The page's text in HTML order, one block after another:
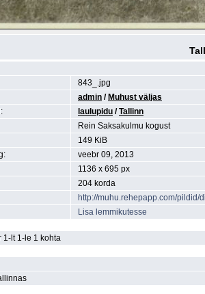
843_.jpg
admin / Muhust väljas
laulupidu /Tallinn
Rein Saksakulmu kogust
149 KiB
veebr 09, 2013
1136 x 695 px
204 korda
http://muhu.rehepapp.com/
Lisa lemmikutesse
1-lt 1-le 1 kohta